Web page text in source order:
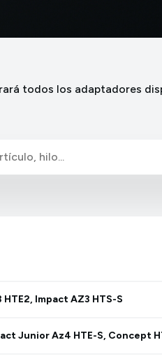
todos los adaptadores
HTE2, Impact AZ3 HTS-S
Junior Az4 HTE-S, Concept